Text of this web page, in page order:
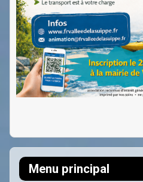
Menu principal